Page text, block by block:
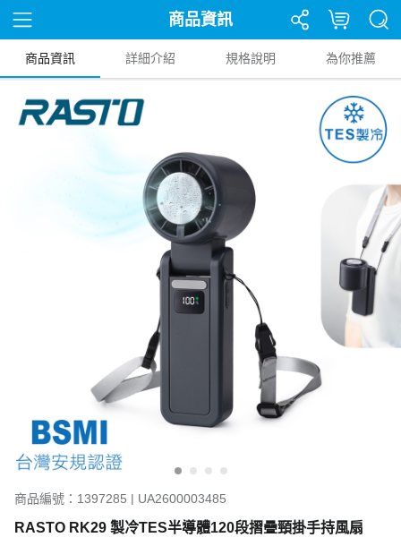
商品資訊
商品資訊 詳細介紹 規格說明 為你推薦
商品編號：1397285 | UA2600003485
RASTO RK29 製冷TES半導體120段摺疊頸掛手持風扇